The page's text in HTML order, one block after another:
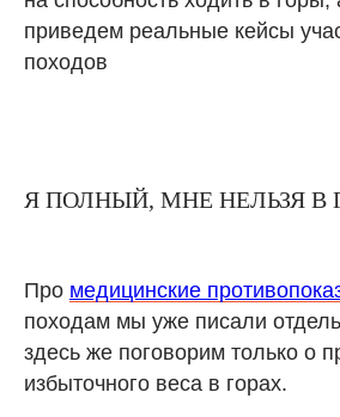
приведем реальные кейсы
походов
Я ПОЛНЫЙ, МНЕ НЕЛЬЗЯ В
Про медицинские
походам мы уже писали
здесь же поговорим только о
избыточного веса в горах.